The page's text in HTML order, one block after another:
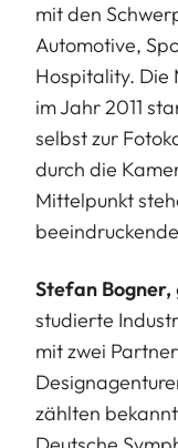
mit den
Automotive,
Hospitality. Die
im Jahr 2011
selbst zur
durch die
Mittelpunkt
Stefan Bogner,
studierte
mit zwei
zählten